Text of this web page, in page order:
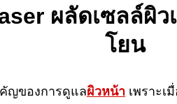
ผลัดเซลล์ผิว
โยน​
ญของการดูแลผิวหน้า เพราะเ